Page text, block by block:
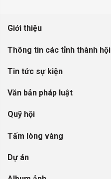
Giới thiệu
Thông tin các tỉnh thành hội
Tin tức sự kiện
Văn bản pháp luật
Quỹ hội
Tấm lòng vàng
Dự án